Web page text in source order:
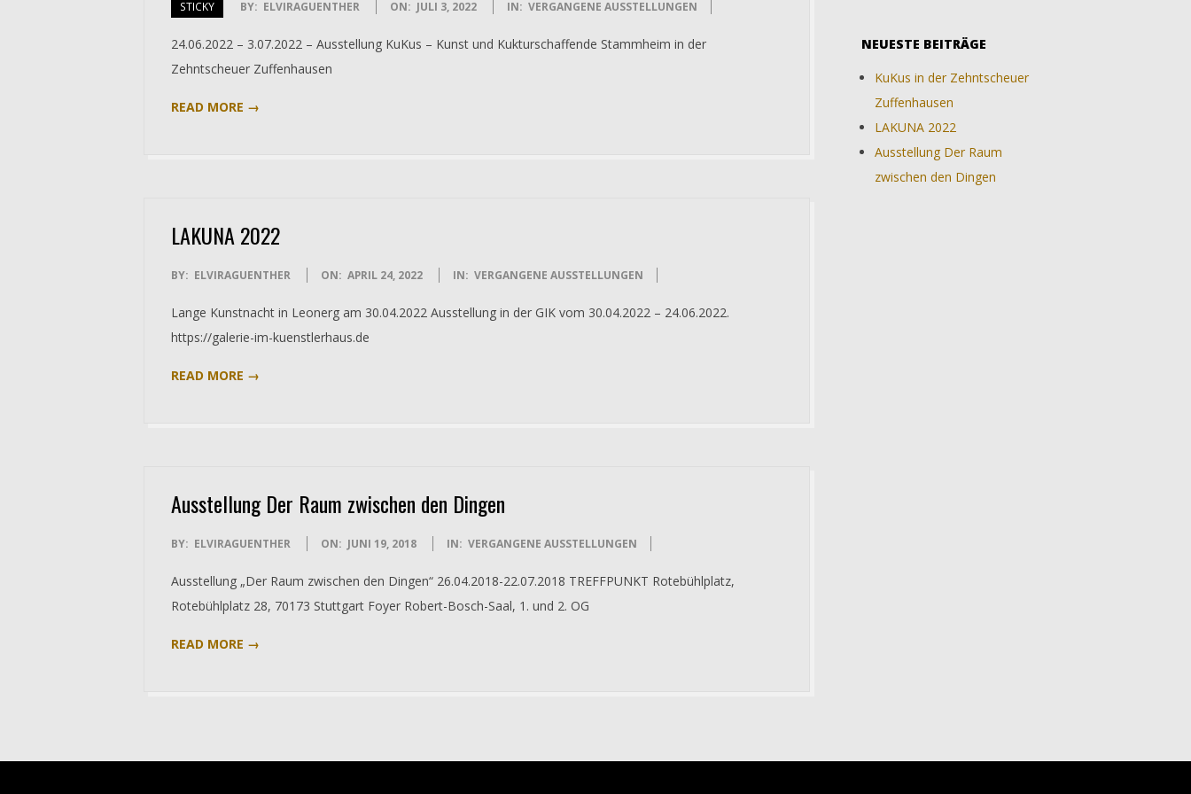
STICKY
07-
03
BY: ELVIRAGUENTHER ON: JULI 3, 2022 IN: VERGANGENE AUSSTELLUNGEN
24.06.2022 – 3.07.2022 – Ausstellung KuKus – Kunst und Kukturschaffende Stammheim in der
Zehntscheuer Zuffenhausen
READ MORE →
LAKUNA 2022
2022-
24
BY: ELVIRAGUENTHER ON: APRIL 24, 2022 IN: VERGANGENE AUSSTELLUNGEN
Lange Kunstnacht in Leonerg am 30.04.2022 Ausstellung in der GIK vom 30.04.2022 – 24.06.2022.
https://galerie-im-kuenstlerhaus.de
READ MORE →
Ausstellung Der Raum zwischen den Dingen
2018-
19
BY: ELVIRAGUENTHER ON: JUNI 19, 2018 IN: VERGANGENE AUSSTELLUNGEN
Ausstellung „Der Raum zwischen den Dingen“ 26.04.2018-22.07.2018 TREFFPUNKT Rotebühlplatz,
Rotebühlplatz 28, 70173 Stuttgart Foyer Robert-Bosch-Saal, 1. und 2. OG
READ MORE →
NEUESTE BEITRÄGE
KuKus in der Zehntscheuer
Zuffenhausen
LAKUNA 2022
Ausstellung Der Raum
zwischen den Dingen